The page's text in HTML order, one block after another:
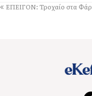
Αντίστροφη μέτρηση για
ΕΠΕΙΓΟΝ: Τροχαίο στα